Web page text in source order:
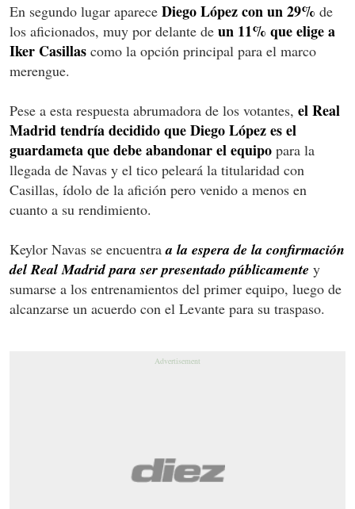
En segundo lugar aparece Diego López con un 29% de
los aficionados, muy por delante de un 11% que elige a
Iker Casillas como la opción principal para el marco
merengue.
Pese a esta respuesta abrumadora de los votantes, el Real
Madrid tendría decidido que Diego López es el
guardameta que debe abandonar el equipo para la
llegada de Navas y el tico peleará la titularidad con
Casillas, ídolo de la afición pero venido a menos en
cuanto a su rendimiento.
Keylor Navas se encuentraa la espera de la confirmación
del Real Madrid para ser presentado públicamente y
sumarse a los entrenamientos del primer equipo, luego de
alcanzarse un acuerdo con el Levante para su traspaso.